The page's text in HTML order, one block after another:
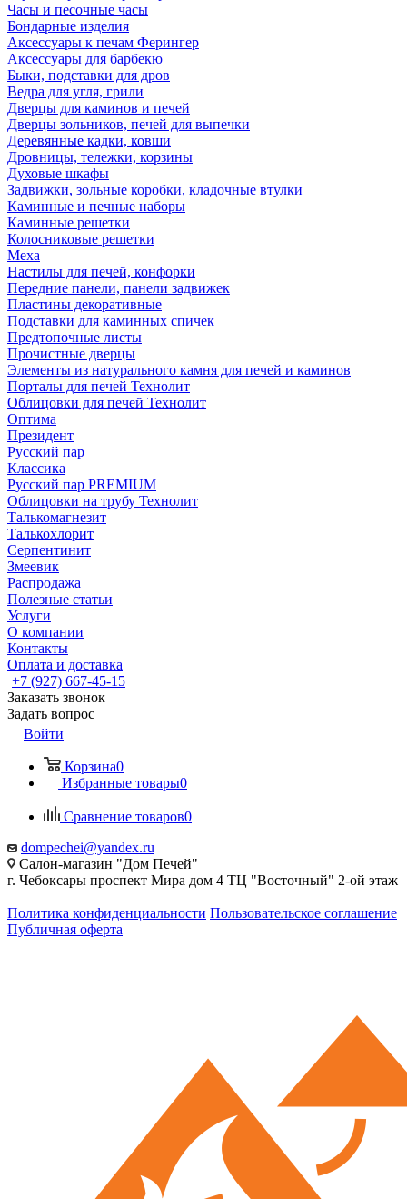
Часы и песочные часы
Бондарные изделия
Аксессуары к печам Ферингер
Аксессуары для барбекю
Быки, подставки для дров
Ведра для угля, грили
Дверцы для каминов и печей
Дверцы зольников, печей для выпечки
Деревянные кадки, ковши
Дровницы, тележки, корзины
Духовые шкафы
Задвижки, зольные коробки, кладочные втулки
Каминные и печные наборы
Каминные решетки
Колосниковые решетки
Меха
Настилы для печей, конфорки
Передние панели, панели задвижек
Пластины декоративные
Подставки для каминных спичек
Предтопочные листы
Прочистные дверцы
Элементы из натурального камня для печей и каминов
Порталы для печей Технолит
Облицовки для печей Технолит
Оптима
Президент
Русский пар
Классика
Русский пар PREMIUM
Облицовки на трубу Технолит
Талькомагнезит
Талькохлорит
Серпентинит
Змеевик
Распродажа
Полезные статьи
Услуги
О компании
Контакты
Оплата и доставка
+7 (927) 667-45-15
Заказать звонок
Задать вопрос
Войти
Корзина0
Избранные товары0
Сравнение товаров0
dompechei@yandex.ru
Салон-магазин "Дом Печей"
г. Чебоксары проспект Мира дом 4 ТЦ "Восточный" 2-ой этаж
Политика конфиденциальности Пользовательское соглашение
Публичная оферта